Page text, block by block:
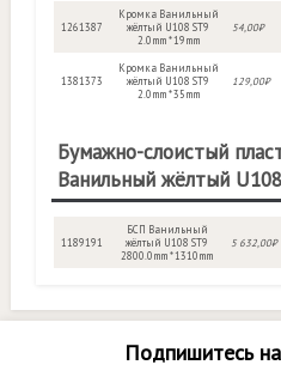
1261387
Кромка Ванильный
жёлтый U108 ST9
2.0mm * 19mm
54,00₽
1381373
Кромка Ванильный
жёлтый U108 ST9
2.0mm * 35mm
129,00₽
Бумажно-слоистый
Ванильный жёлтый
1189191
БСП Ванильный
жёлтый U108 ST9
2800.0mm * 1310mm
5 632,00₽
Подпишитесь